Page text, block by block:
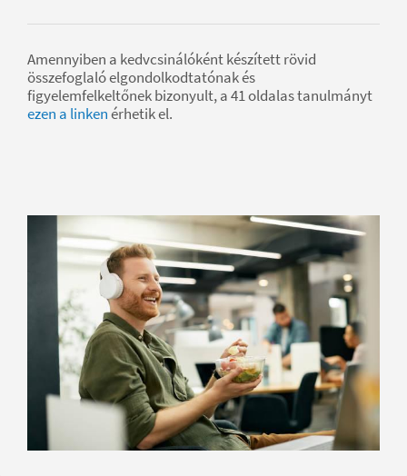
Amennyiben a kedvcsinálóként készített rövid
összefoglaló elgondolkodtatónak és
figyelemfelkeltőnek bizonyult, a 41 oldalas tanulmányt
ezen a linkenérhetik el.